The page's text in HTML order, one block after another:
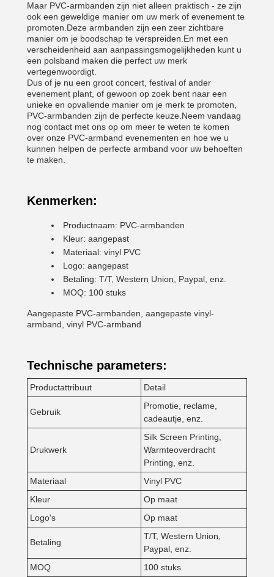
Maar PVC-armbanden zijn niet alleen praktisch - ze zijn
ook een geweldige manier om uw merk of evenement te
promoten.Deze armbanden zijn een zeer zichtbare
manier om je boodschap te verspreiden.En met een
verscheidenheid aan aanpassingsmogelijkheden kunt u
een polsband maken die perfect uw merk
vertegenwoordigt.
Dus of je nu een groot concert, festival of ander
evenement plant, of gewoon op zoek bent naar een
unieke en opvallende manier om je merk te promoten,
PVC-armbanden zijn de perfecte keuze.Neem vandaag
nog contact met ons op om meer te weten te komen
over onze PVC-armband evenementen en hoe we u
kunnen helpen de perfecte armband voor uw behoeften
te maken.
Kenmerken:
Productnaam: PVC-armbanden
Kleur: aangepast
Materiaal: vinyl PVC
Logo: aangepast
Betaling: T/T, Western Union, Paypal, enz.
MOQ: 100 stuks
Aangepaste PVC-armbanden, aangepaste vinyl-
armband, vinyl PVC-armband
Technische parameters:
Productattribuut Detail
Gebruik
Promotie, reclame,
cadeautje, enz.
Drukwerk
Silk Screen Printing,
Warmteoverdracht
Printing, enz.
Materiaal
Vinyl PVC
Kleur
Op maat
Logo's
Op maat
Betaling
T/T, Western Union,
Paypal, enz.
MOQ
100 stuks